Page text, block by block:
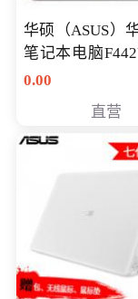
华硕（ASUS）
笔记本电脑
八代独显轻薄
0.00
直营